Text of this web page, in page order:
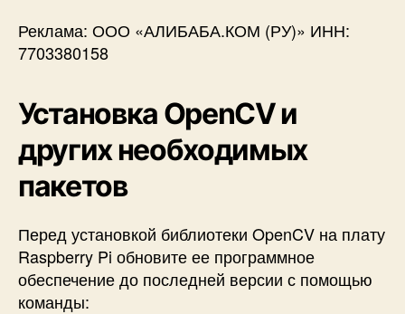
Реклама: ООО «АЛИБАБА.КОМ (РУ)» ИНН:
7703380158
Установка OpenCV и
других необходимых
пакетов
Перед установкой библиотеки OpenCV на плату
Raspberry Pi обновите ее программное
обеспечение до последней версии с помощью
команды: